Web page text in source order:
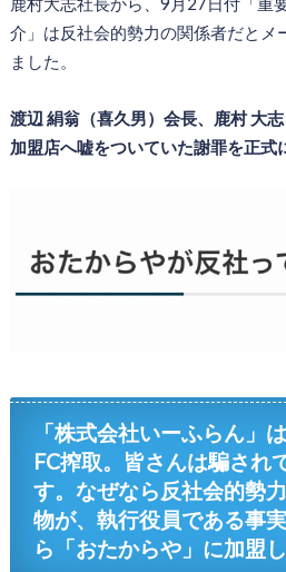
介」は反社会的勢力の関係者だとメ
ました。
渡辺 絹翁（喜久男）会長、鹿村 大
加盟店へ嘘をついていた謝罪を正式
「株式会社いーふらん」
FC搾取。皆さんは騙され
す。なぜなら反社会的勢
物が、執行役員である事
ら「おたからや」に加盟し